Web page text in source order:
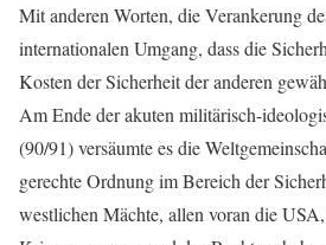
Mit anderen Worten, die Verankerung
internationalen Umgang, dass die
Kosten der Sicherheit der anderen
Am Ende der akuten militärisch-
(90/91) versäumte es die
gerechte Ordnung im Bereich der
westlichen Mächte, allen voran die